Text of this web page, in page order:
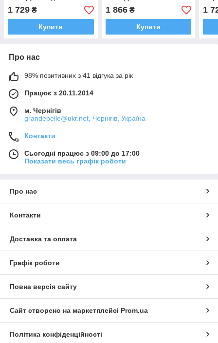
шкіри з монетницею
Grande Pelle
1 729 ₴
Купити
клатч з натуральної шкіри
з монетницею
1 866₴
Купити
1
Про нас
98% позитивних з 41 відгука за рік
Працює з 20.11.2014
м. Чернігів
grandepelle@ukr.net, Чернігів, Україна
Контакти
Сьогодні працює з 09:00 до 17:00
Показати весь графік роботи
Про нас
Контакти
Доставка та оплата
Графік роботи
Повна версія сайту
Сайт створено на маркетплейсі Prom.ua
Політика конфіденційності